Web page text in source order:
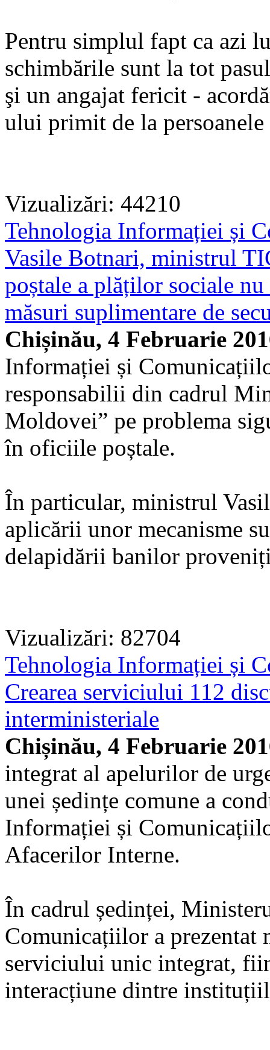
Pentru simplul fapt ca azi
schimbările sunt la tot
şi un angajat fericit -
ului primit de la
Vizualizări: 44210
Tehnologia Informației și
Vasile Botnari, ministrul
poștale a plăților sociale
măsuri suplimentare de
Chișinău, 4 Februarie
Informației și
responsabilii din cadrul
Moldovei” pe problema
în oficiile poștale.
În particular, ministrul
aplicării unor mecanisme
delapidării banilor
Vizualizări: 82704
Tehnologia Informației și
Crearea serviciului 112
interministeriale
Chișinău, 4 Februarie
integrat al apelurilor de
unei ședințe comune a
Informației și
Afacerilor Interne.
În cadrul ședinței,
Comunicațiilor a prezentat
serviciului unic integrat,
interacțiune dintre